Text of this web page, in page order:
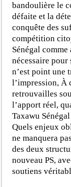
bandoulière le
défaite et la
conquête des
compétition
Sénégal
nécessaire pour
n’est point une
l’impression, À
retrouvailles
l’apport réel,
Taxawu
Quels enjeux
ne manquera
des deux
nouveau PS,
soutiens